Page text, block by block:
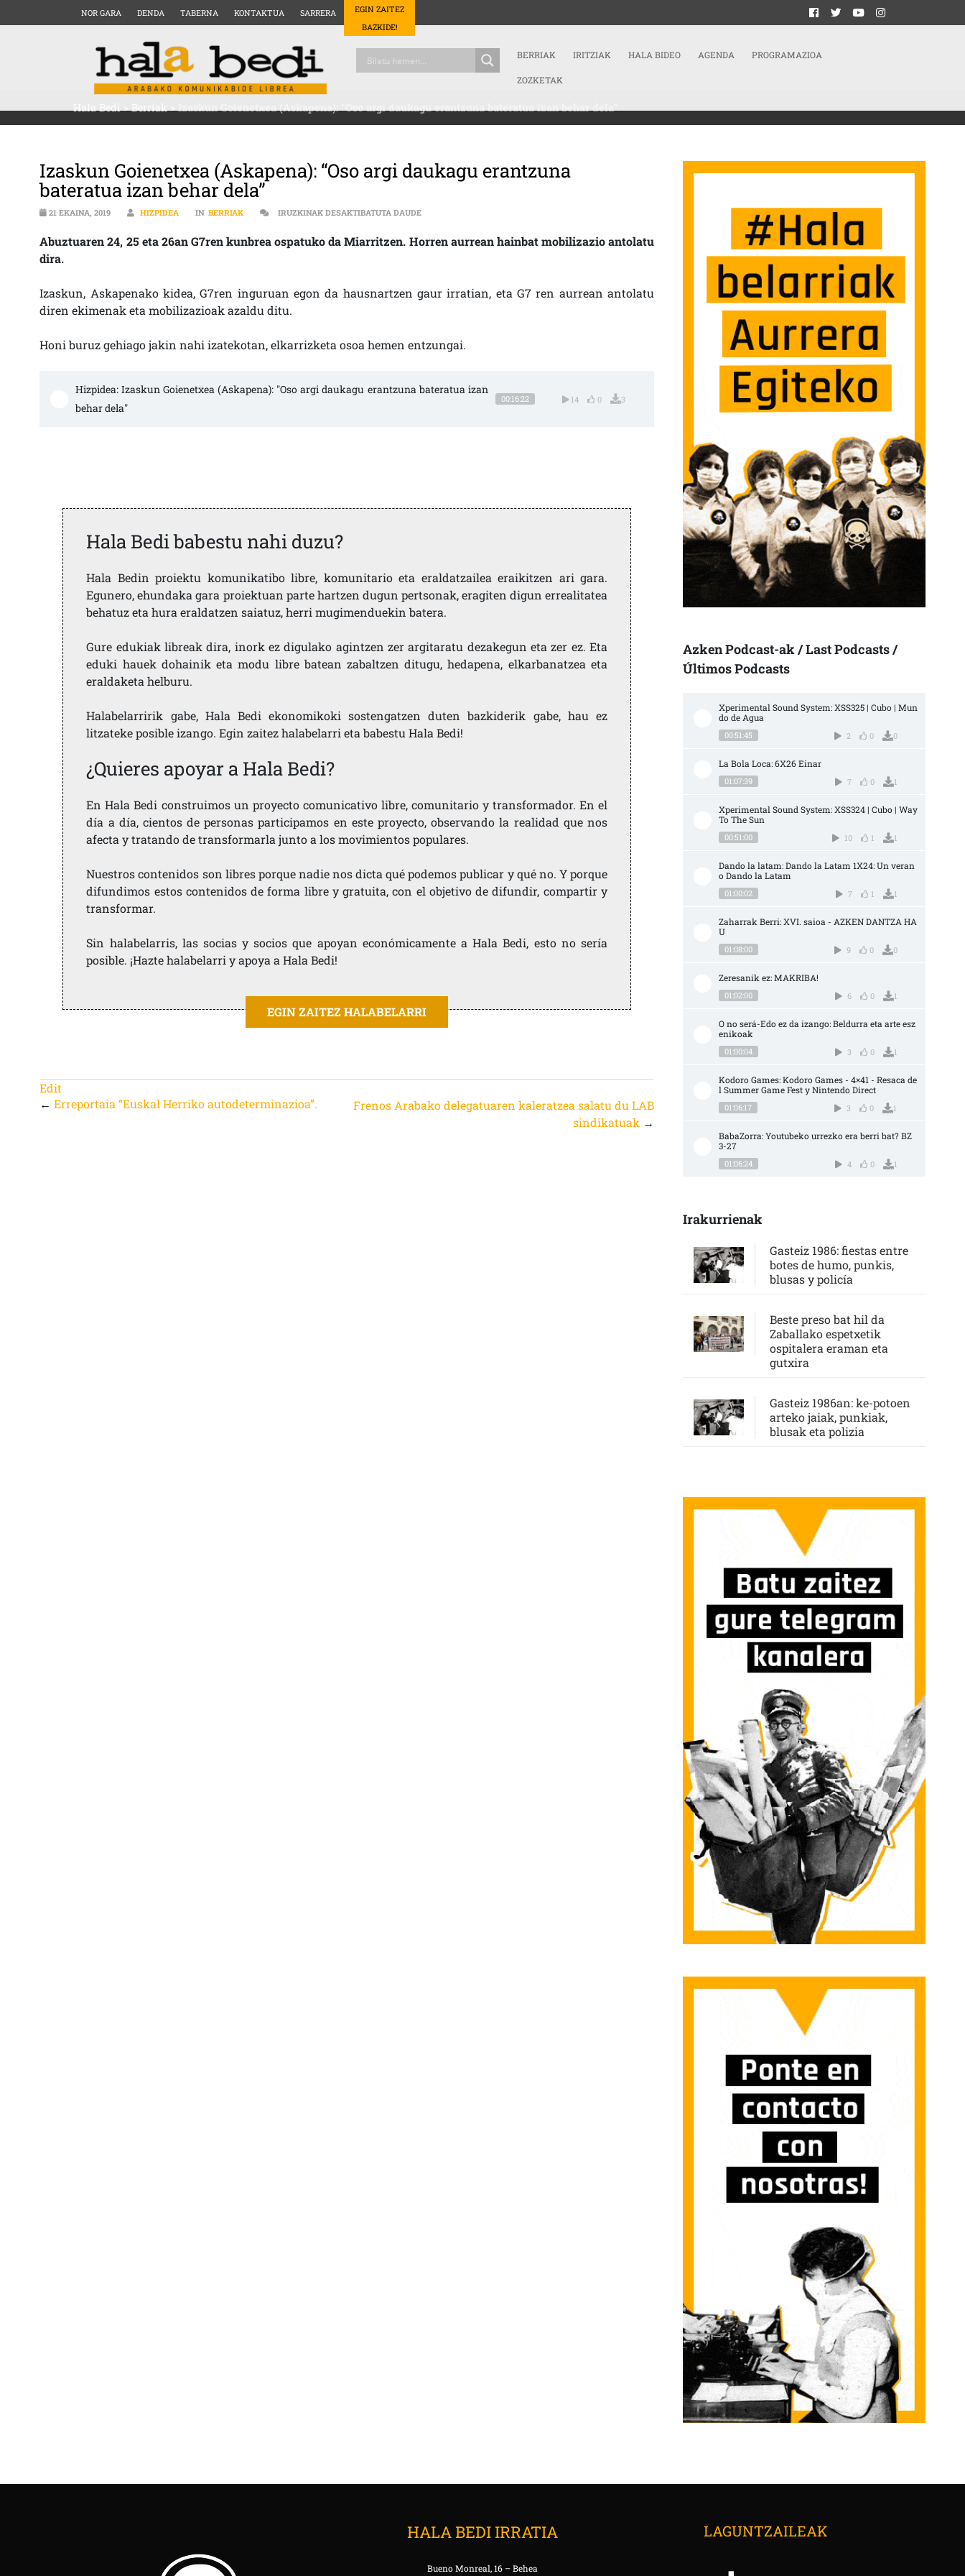
NOR GARA DENDA TABERNA KONTAKTUA SARRERA
EGIN ZAITEZ
BAZKIDE!
BERRIAK IRITZIAK HALA BIDEO AGENDA PROGRAMAZIOA
ZOZKETAK
Hala Bedi>Berriak>Izaskun Goienetxea (Askapena): “Oso argi daukagu erantzuna bateratua izan behar dela”
Izaskun Goienetxea (Askapena): “Oso argi daukagu erantzuna
bateratua izan behar dela”
21 EKAINA, 2019 HIZPIDEA IN BERRIAK IRUZKINAK DESAKTIBATUTA DAUDEIZASKUN GOIENETXEA (ASKAPENA): “OSO ARGI DAUKAGU ERANTZUNA BATERATUA IZAN BEHAR DELA” SARRERAN
Abuztuaren 24, 25 eta 26an G7ren kunbrea ospatuko da Miarritzen. Horren aurrean hainbat mobilizazio antolatu
dira.
Izaskun, Askapenako kidea, G7ren inguruan egon da hausnartzen gaur irratian, eta G7 ren aurrean antolatu
diren ekimenak eta mobilizazioak azaldu ditu.
Honi buruz gehiago jakin nahi izatekotan, elkarrizketa osoa hemen entzungai.
Hizpidea: Izaskun Goienetxea (Askapena): "Oso argi daukagu erantzuna bateratua izan
behar dela"
00:16:22 14 0 3
Hala Bedi babestu nahi duzu?
Hala Bedin proiektu komunikatibo libre, komunitario eta eraldatzailea eraikitzen ari gara.
Egunero, ehundaka gara proiektuan parte hartzen dugun pertsonak, eragiten digun errealitatea
behatuz eta hura eraldatzen saiatuz, herri mugimenduekin batera.
Gure edukiak libreak dira, inork ez digulako agintzen zer argitaratu dezakegun eta zer ez. Eta
eduki hauek dohainik eta modu libre batean zabaltzen ditugu, hedapena, elkarbanatzea eta
eraldaketa helburu.
Halabelarririk gabe, Hala Bedi ekonomikoki sostengatzen duten bazkiderik gabe, hau ez
litzateke posible izango. Egin zaitez halabelarri eta babestu Hala Bedi!
¿Quieres apoyar a Hala Bedi?
En Hala Bedi construimos un proyecto comunicativo libre, comunitario y transformador. En el
día a día, cientos de personas participamos en este proyecto, observando la realidad que nos
afecta y tratando de transformarla junto a los movimientos populares.
Nuestros contenidos son libres porque nadie nos dicta qué podemos publicar y qué no. Y porque
difundimos estos contenidos de forma libre y gratuita, con el objetivo de difundir, compartir y
transformar.
Sin halabelarris, las socias y socios que apoyan económicamente a Hala Bedi, esto no sería
posible. ¡Hazte halabelarri y apoya a Hala Bedi!
EGIN ZAITEZ HALABELARRI
Edit
←Erreportaia “Euskal Herriko autodeterminazioa”.
Frenos Arabako delegatuaren kaleratzea salatu du LAB
sindikatuak →
Azken Podcast-ak / Last Podcasts /
Últimos Podcasts
Xperimental Sound System: XSS325 | Cubo | Mun
do de Agua
00:51:45 2 0 0
La Bola Loca: 6X26 Einar
01:07:39 7 0 1
Xperimental Sound System: XSS324 | Cubo | Way
To The Sun
00:51:00 10 1 1
Dando la latam: Dando la Latam 1X24: Un veran
o Dando la Latam
01:00:02 7 1 1
Zaharrak Berri: XVI. saioa - AZKEN DANTZA HA
U
01:08:00 9 0 0
Zeresanik ez: MAKRIBA!
01:02:00 6 0 1
O no será-Edo ez da izango: Beldurra eta arte esz
enikoak
01:00:04 3 0 1
Kodoro Games: Kodoro Games - 4×41 - Resaca de
l Summer Game Fest y Nintendo Direct
01:06:17 3 0 1
BabaZorra: Youtubeko urrezko era berri bat? BZ
3-27
01:06:24 4 0 1
Irakurrienak
Gasteiz 1986: fiestas entre
botes de humo, punkis,
blusas y policía
Beste preso bat hil da
Zaballako espetxetik
ospitalera eraman eta
gutxira
Gasteiz 1986an: ke-potoen
arteko jaiak, punkiak,
blusak eta polizia
HALA BEDI IRRATIA
Bueno Monreal, 16 – Behea
LAGUNTZAILEAK